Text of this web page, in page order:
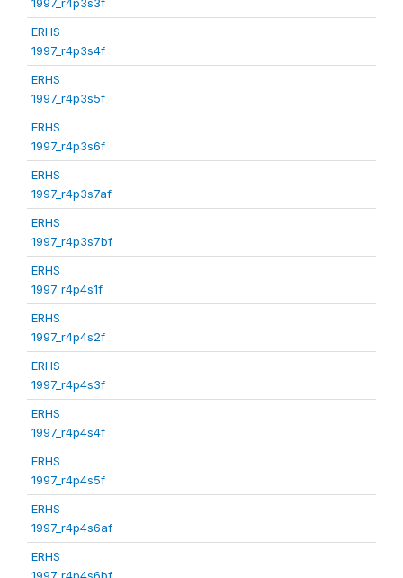
ERHS
1997_r4p3s4f
ERHS
1997_r4p3s5f
ERHS
1997_r4p3s6f
ERHS
1997_r4p3s7af
ERHS
1997_r4p3s7bf
ERHS
1997_r4p4s1f
ERHS
1997_r4p4s2f
ERHS
1997_r4p4s3f
ERHS
1997_r4p4s4f
ERHS
1997_r4p4s5f
ERHS
1997_r4p4s6af
ERHS
1997_r4p4s6bf